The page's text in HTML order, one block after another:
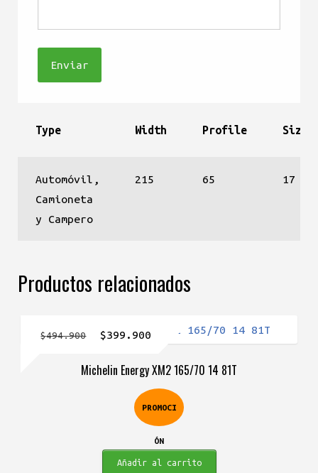
Type Width Profile Size
Automóvil,
Camioneta
y Campero
215 65 17
Productos relacionados
Michelin Energy XM2 165/70 14 81T
PROMOCI
ÓN
$494.900
El
original
$494.900.
$399.900
actual
es:
$399.900.
Añadir al carrito